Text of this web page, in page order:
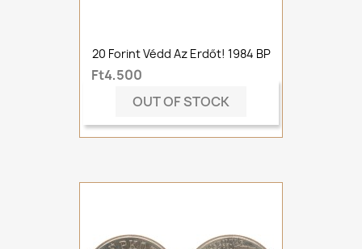
20 Forint Védd Az Erdőt! 1984 BP
Ft4,500
OUT OF STOCK